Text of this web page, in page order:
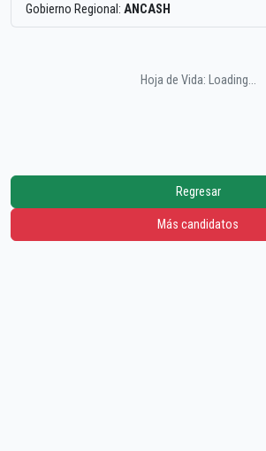
Gobierno Regional: ANCASH
Hoja de Vida: Loading...
Regresar
Más candidatos